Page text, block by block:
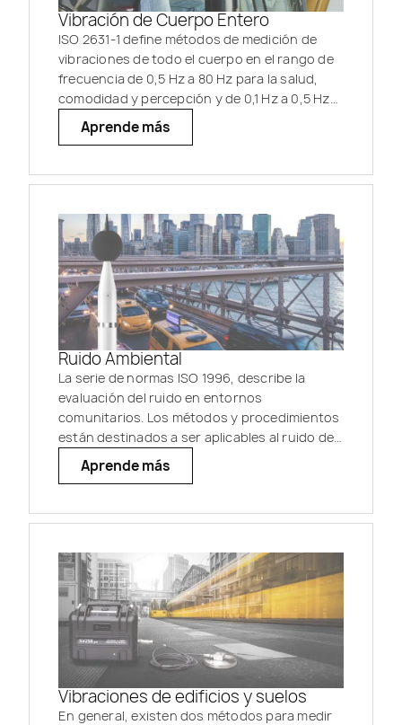
Vibración de Cuerpo Entero
ISO 2631-1 define métodos de medición de
vibraciones de todo el cuerpo en el rango de
frecuencia de 0,5 Hz a 80 Hz para la salud,
comodidad y percepción y de 0,1 Hz a 0,5 Hz
para el mareo por movimiento.
Aprende más
Ruido Ambiental
La serie de normas ISO 1996, describe la
evaluación del ruido en entornos
comunitarios. Los métodos y procedimientos
están destinados a ser aplicables al ruido de
diversas fuentes, individualmente o en
combinación, que contribuyen a la exposición
Aprende más
Vibraciones de edificios y suelos
En general, existen dos métodos para medir